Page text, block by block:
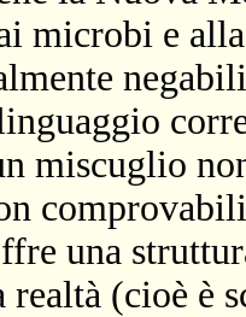
microbi e
miscuglio
una
(cioè è